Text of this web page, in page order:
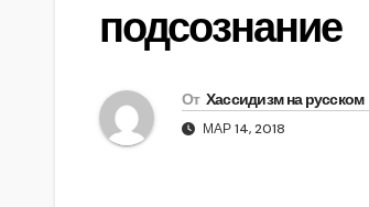
подсознание
От Хассидизм на русском
МАР 14, 2018